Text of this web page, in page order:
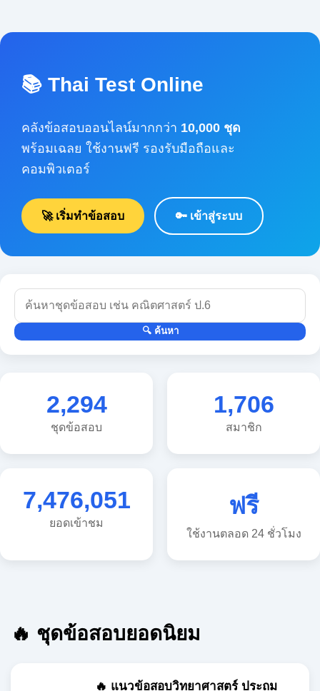
📚 Thai Test Online
คลังข้อสอบออนไลน์มากกว่า10,000 ชุด
พร้อมเฉลย ใช้งานฟรี รองรับมือถือและคอมพิวเตอร์
🔍 ค้นหา